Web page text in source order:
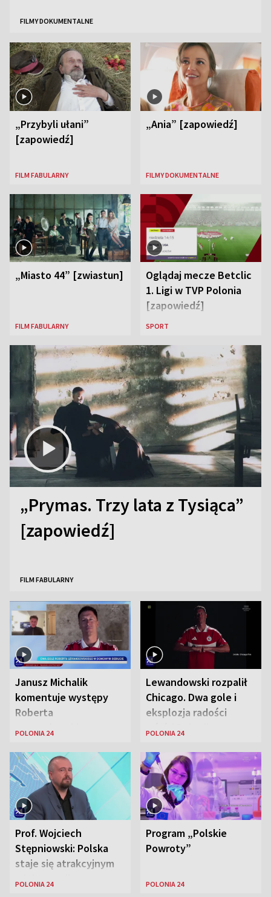
FILMY DOKUMENTALNE
„Przybyli ułani”
[zapowiedź]
FILM FABULARNY
„Ania” [zapowiedź]
FILMY DOKUMENTALNE
„Miasto 44” [zwiastun]
FILM FABULARNY
Oglądaj mecze Betclic
1. Ligi w TVP Polonia
[zapowiedź]
SPORT
„Prymas. Trzy lata z Tysiąca”
[zapowiedź]
FILM FABULARNY
Janusz Michalik
komentuje występy
Roberta
Lewandowskiego w
Zjednoczonych
POLONIA 24
Lewandowski rozpalił
Chicago. Dwa gole i
eksplozja radości
wśród Polonii
POLONIA 24
Prof. Wojciech
Stępniowski: Polska
staje się atrakcyjnym
miejscem dla
POLONIA 24
Program „Polskie
Powroty”
POLONIA 24